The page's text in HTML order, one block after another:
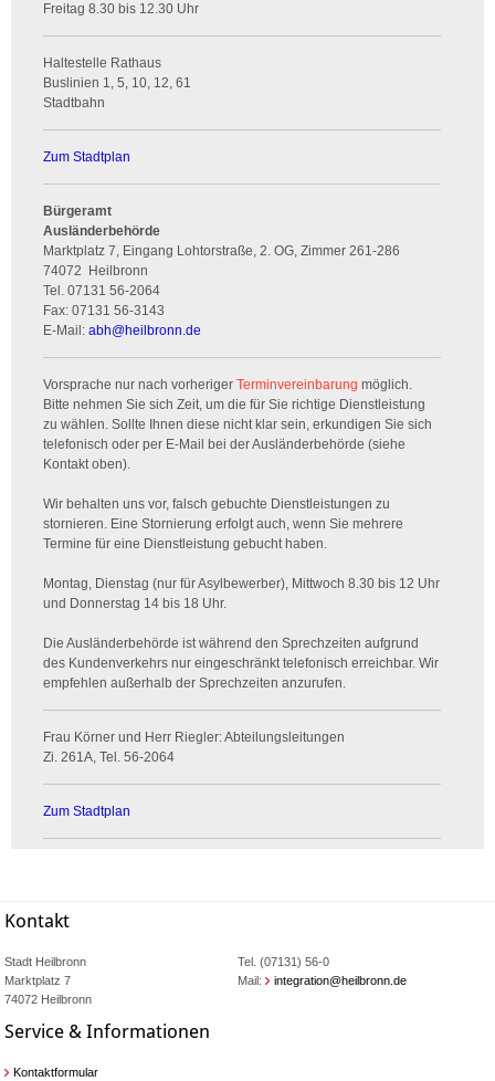
Freitag 8.30 bis 12.30 Uhr
Haltestelle Rathaus
Buslinien 1, 5, 10, 12, 61
Stadtbahn
Zum Stadtplan
Bürgeramt
Ausländerbehörde
Marktplatz 7, Eingang Lohtorstraße, 2. OG, Zimmer 261-286
74072
Heilbronn
Tel. 07131 56-2064
Fax: 07131 56-3143
E-Mail: abh@heilbronn.de
Vorsprache nur nach vorheriger Terminvereinbarung möglich.
Bitte nehmen Sie sich Zeit, um die für Sie richtige Dienstleistung
zu wählen. Sollte Ihnen diese nicht klar sein, erkundigen Sie sich
telefonisch oder per E-Mail bei der Ausländerbehörde (siehe
Kontakt oben).
Wir behalten uns vor, falsch gebuchte Dienstleistungen zu
stornieren. Eine Stornierung erfolgt auch, wenn Sie mehrere
Termine für eine Dienstleistung gebucht haben.
Montag, Dienstag (nur für Asylbewerber), Mittwoch 8.30 bis 12 Uhr
und Donnerstag 14 bis 18 Uhr.
Die Ausländerbehörde ist während den Sprechzeiten aufgrund
des Kundenverkehrs nur eingeschränkt telefonisch erreichbar. Wir
empfehlen außerhalb der Sprechzeiten anzurufen.
Frau Körner und Herr Riegler: Abteilungsleitungen
Zi. 261A, Tel. 56-2064
Zum Stadtplan
Kontakt
Stadt Heilbronn
Marktplatz 7
74072 Heilbronn
Tel. (07131) 56-0
Mail:
integration@heilbronn.de
Service & Informationen
Kontaktformular